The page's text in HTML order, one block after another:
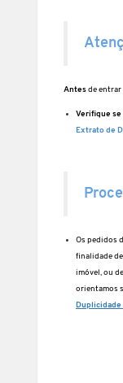
Antesde entrar
Verifique se
Extrato de
Os pedidos
finalidade
imóvel, ou
orientamos